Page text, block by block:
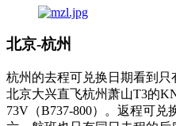
北京-杭州
杭州的去程可兑换日期看到
北京大兴直飞杭州萧山T3的
73V（B737-800）。返程可兑